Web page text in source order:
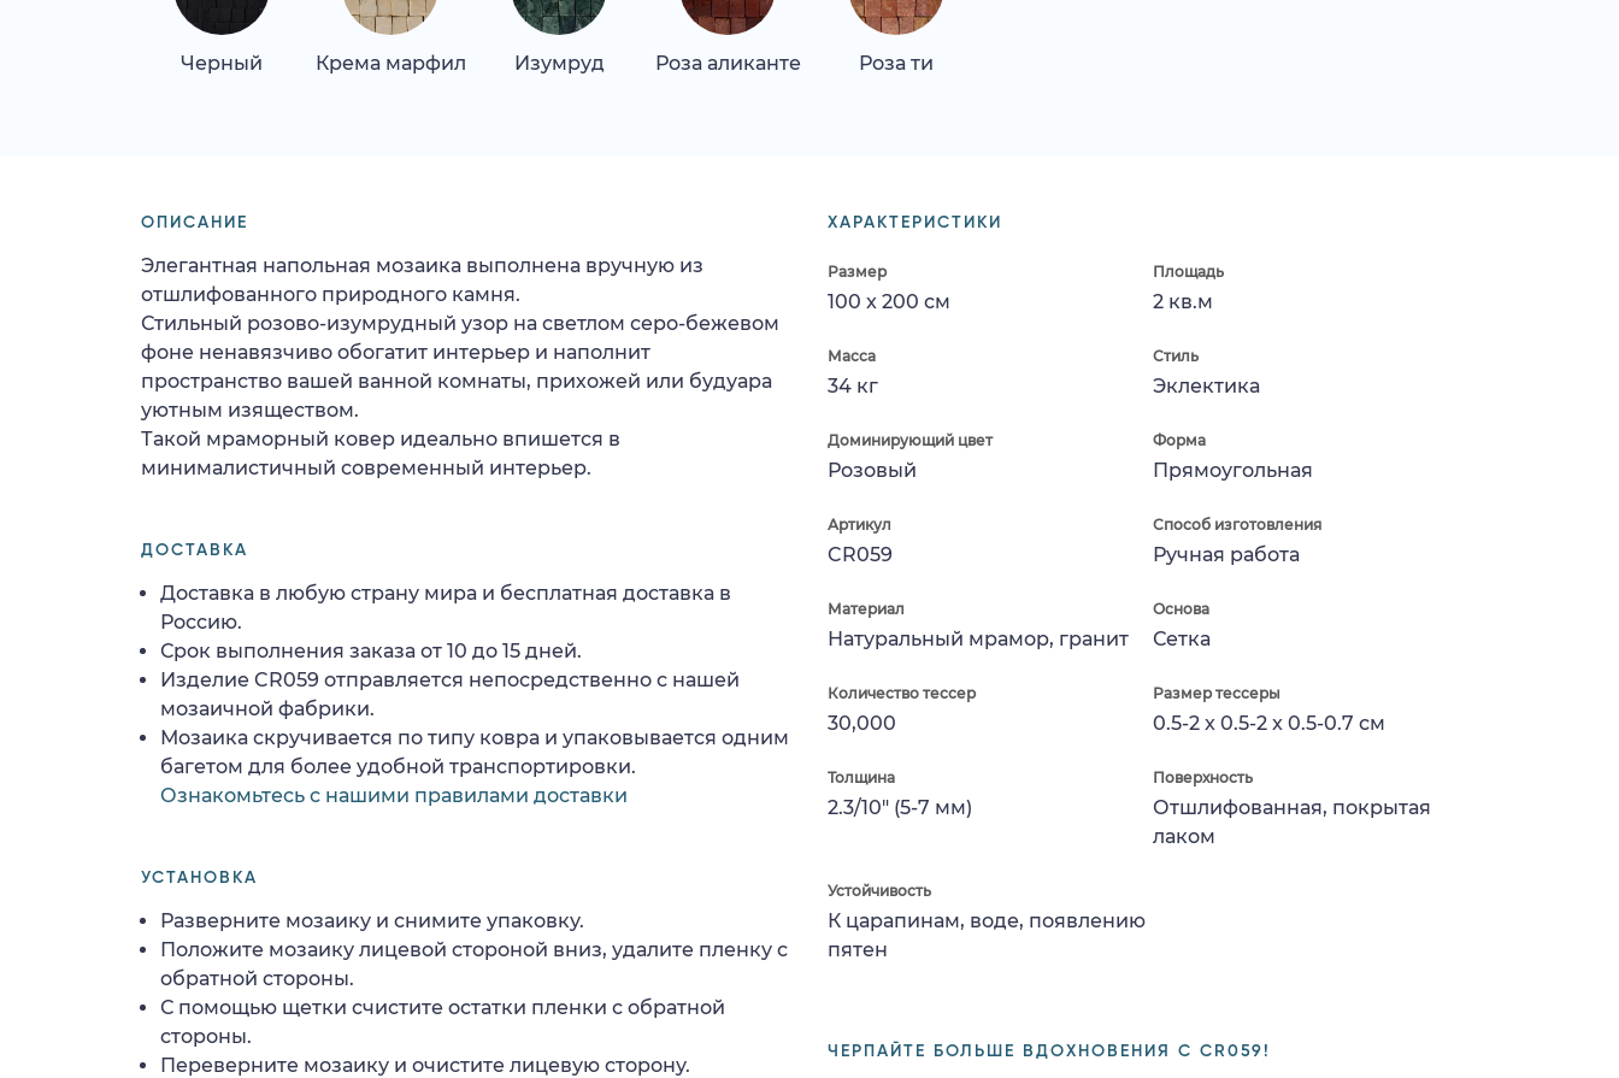
Черный Крема марфил Изумруд Роза аликанте Роза ти
ХАРАКТЕРИСТИКИ
Размер
100 x 200 см
Площадь
2 кв.м
Масса
34 кг
Стиль
Эклектика
Доминирующий цвет
Розовый
Форма
Прямоугольная
Артикул
CR059
Способ изготовления
Ручная работа
Материал
Натуральный мрамор, гранит
Основа
Сетка
Количество тессер
30,000
Размер тессеры
0.5-2 x 0.5-2 x 0.5-0.7 см
Толщина
2.3/10" (5-7 мм)
Поверхность
Отшлифованная, покрытая
лаком
Устойчивость
К царапинам, воде, появлению
пятен
ЧЕРПАЙТЕ БОЛЬШЕ ВДОХНОВЕНИЯ С CR059!
ОПИСАНИЕ
Элегантная напольная мозаика выполнена вручную из
отшлифованного природного камня.
Стильный розово-изумрудный узор на светлом серо-бежевом
фоне ненавязчиво обогатит интерьер и наполнит
пространство вашей ванной комнаты, прихожей или будуара
уютным изяществом.
Такой мраморный ковер идеально впишется в
минималистичный современный интерьер.
ДОСТАВКА
Доставка в любую страну мира и бесплатная доставка в
Россию.
Срок выполнения заказа от 10 до 15 дней.
Изделие CR059 отправляется непосредственно с нашей
мозаичной фабрики.
Мозаика скручивается по типу ковра и упаковывается одним
багетом для более удобной транспортировки.
Ознакомьтесь с нашими правилами доставки
УСТАНОВКА
Разверните мозаику и снимите упаковку.
Положите мозаику лицевой стороной вниз, удалите пленку с
обратной стороны.
С помощью щетки счистите остатки пленки с обратной
стороны.
Переверните мозаику и очистите лицевую сторону.